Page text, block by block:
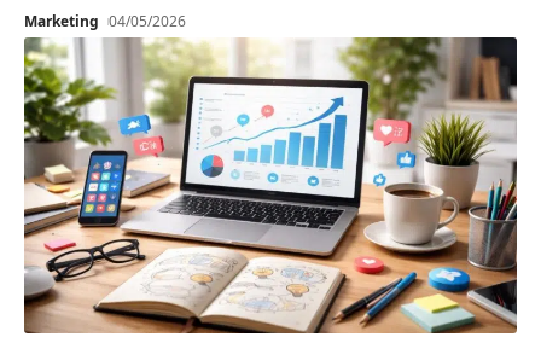
Marketing 04/05/2026